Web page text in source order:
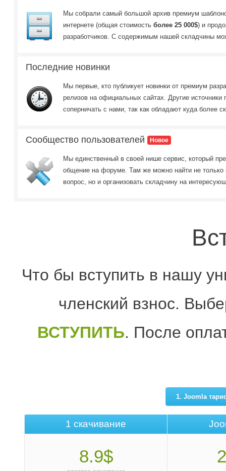
Мы собрали самый большой архив премиум
интернете (общая стоимость более 25 000$) и
разработчиков. C содержимым нашей складчины
Последние новинки
Мы первые, кто публикует новинки от премиум
релизов на официальных сайтах. Другие источники
соперничать с нами, так как обладают куда более
Сообщество пользователей Новое
Мы единственный в своей нише сервис, который
общение на форуме. Там же можно найти не только
вопрос, но и организовать складчину на
Что бы вступить в нашу
членский взнос.
ВСТУПИТЬ. После
1. Joomla
1 скачивание
8.9$